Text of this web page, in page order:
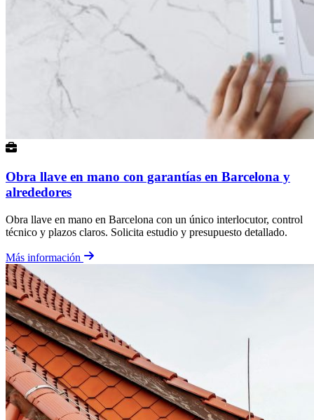
Obra llave en mano con garantías en Barcelona y
alrededores
Obra llave en mano en Barcelona con un único interlocutor, control
técnico y plazos claros. Solicita estudio y presupuesto detallado.
Más información